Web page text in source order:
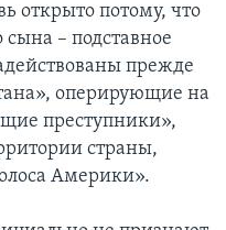
открыто потому, что
– подставное
прежде
оперирующие на
преступники»,
страны,
Америки».